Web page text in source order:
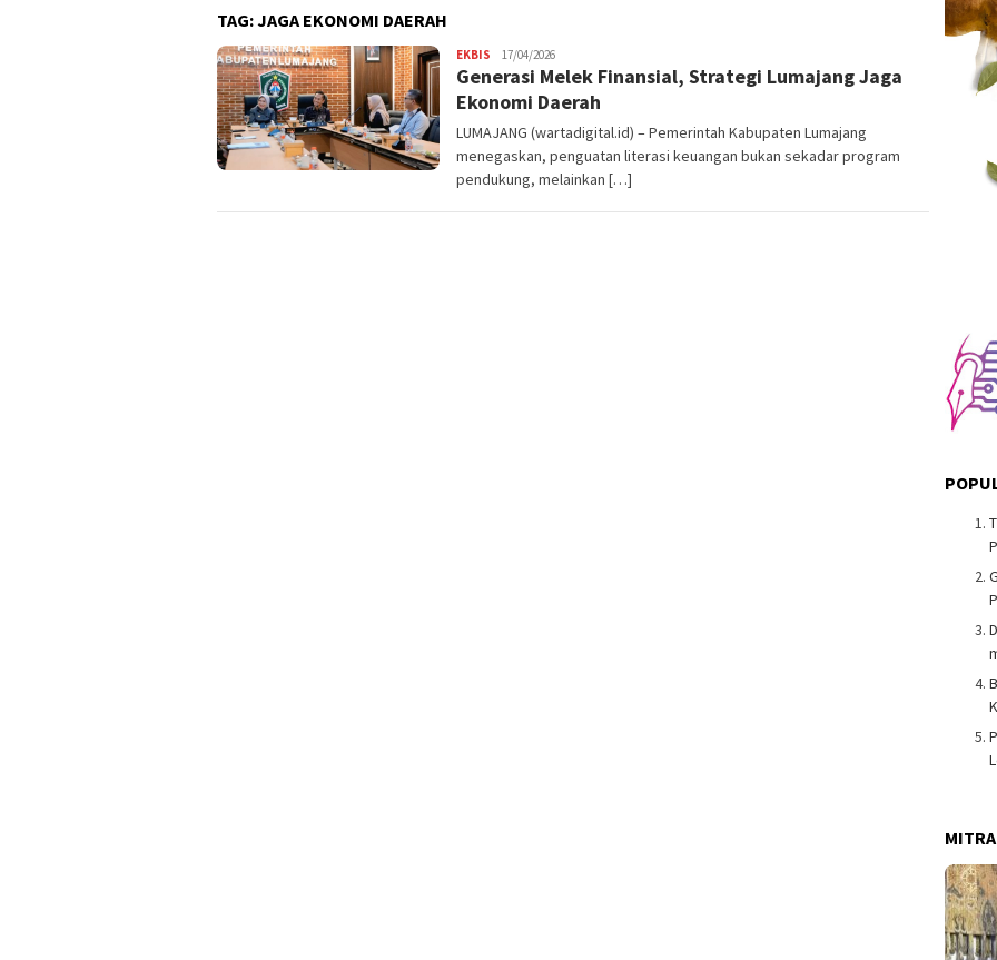
TAG:JAGA EKONOMI DAERAH
EKBIS Admin
Warta
17/04/2026
Generasi Melek Finansial, Strategi Lumajang Jaga
Ekonomi Daerah
LUMAJANG (wartadigital.id) – Pemerintah Kabupaten Lumajang
menegaskan, penguatan literasi keuangan bukan sekadar program
pendukung, melainkan […]
MITRA